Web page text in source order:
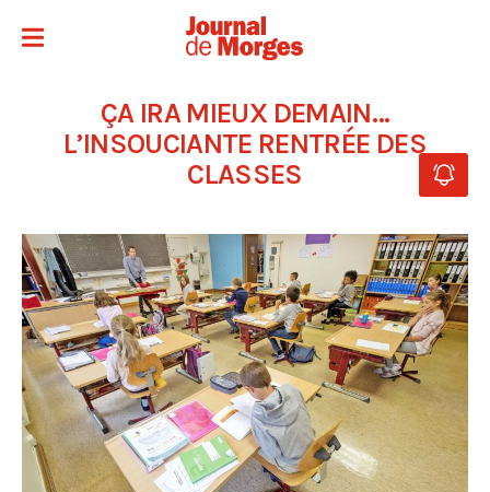
ÇA IRA MIEUX DEMAIN…
L’INSOUCIANTE RENTRÉE DES
CLASSES